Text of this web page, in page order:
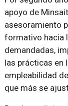
apoyo de
asesoramiento
formativo hacia
demandadas,
las prácticas en
empleabilidad
que más se